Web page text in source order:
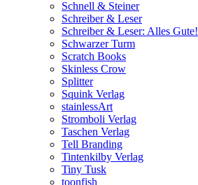
Schnell & Steiner
Schreiber & Leser
Schreiber & Leser: Alles Gute!
Schwarzer Turm
Scratch Books
Skinless Crow
Splitter
Squink Verlag
stainlessArt
Stromboli Verlag
Taschen Verlag
Tell Branding
Tintenkilby Verlag
Tiny Tusk
toonfish